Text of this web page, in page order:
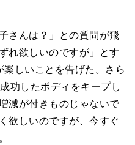
さんは？」との質問が飛
れ欲しいのですが」とす
しいことを告げた。さら
功したボディをキープし
減が付きものじゃないで
欲しいのですが、今すぐ